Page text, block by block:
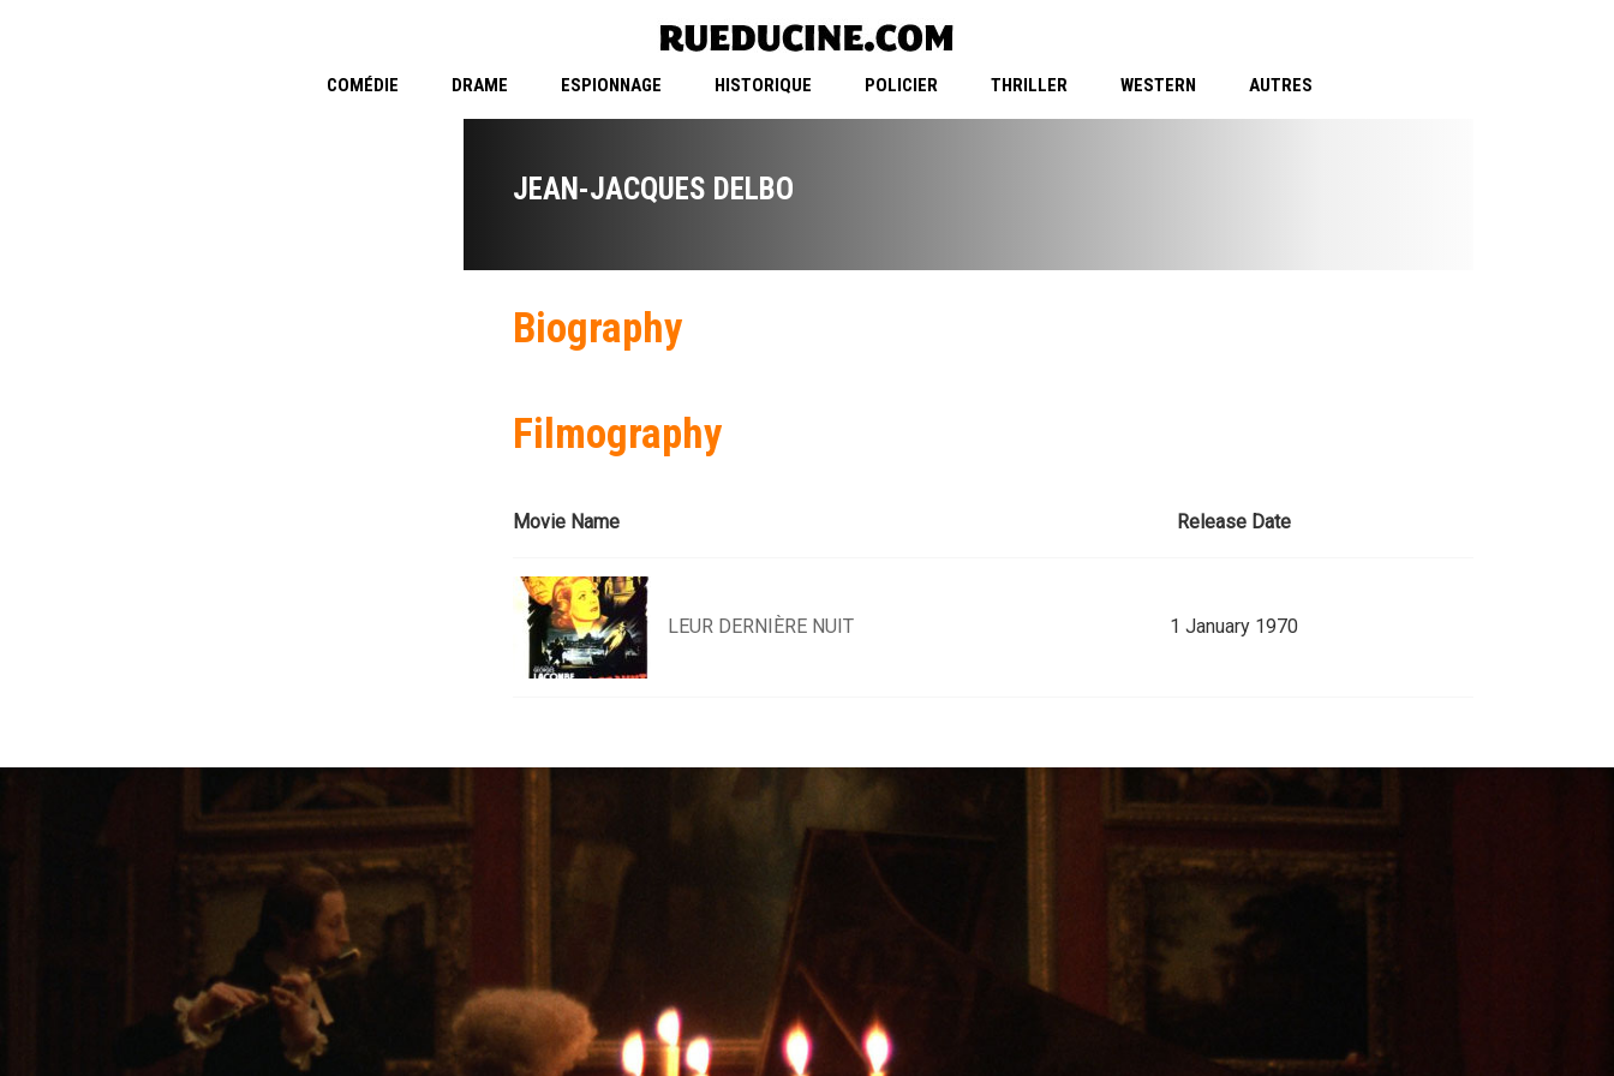
COMÉDIE DRAME ESPIONNAGE HISTORIQUE POLICIER THRILLER WESTERN AUTRES
JEAN-JACQUES DELBO
Biography
Filmography
Movie Name Release Date
LEUR DERNIÈRE NUIT 1 January 1970